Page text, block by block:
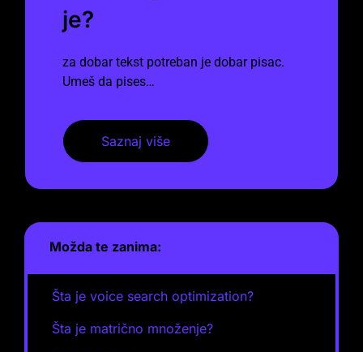
je?
za dobar tekst potreban je dobar pisac.
Umeš da pises…
Saznaj više
Možda te zanima:
Šta je voice search optimization?
Šta je matrično množenje?